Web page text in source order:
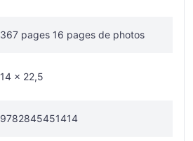
367 pages 16 pages de photos
14 × 22,5
9782845451414